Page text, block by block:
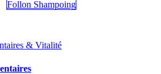
Follon Shampoing
& Vitalité